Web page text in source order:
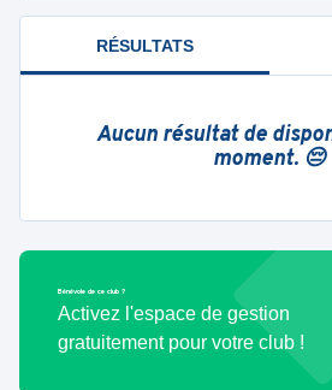
RÉSULTATS
Aucun résultat de
moment. 😔
Bénévole de ce club ?
Activez l'espace de gestion
gratuitement pour votre club !